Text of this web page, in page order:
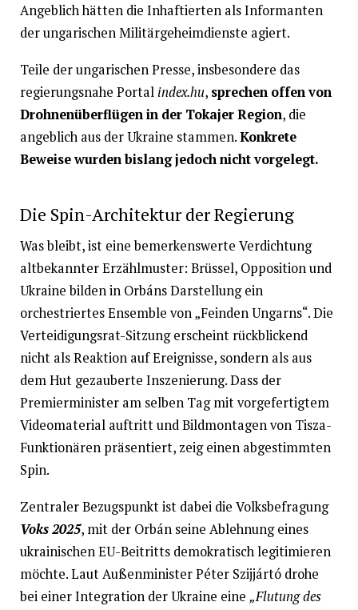
Angeblich hätten die Inhaftierten als Informanten
der ungarischen Militärgeheimdienste agiert.
Teile der ungarischen Presse, insbesondere das
regierungsnahe Portal index.hu, sprechen offen von
Drohnenüberflügen in der Tokajer Region, die
angeblich aus der Ukraine stammen.Konkrete
Beweise wurden bislang jedoch nicht vorgelegt.
Die Spin-Architektur der Regierung
Was bleibt, ist eine bemerkenswerte Verdichtung
altbekannter Erzählmuster: Brüssel, Opposition und
Ukraine bilden in Orbáns Darstellung ein
orchestriertes Ensemble von „Feinden Ungarns“. Die
Verteidigungsrat-Sitzung erscheint rückblickend
nicht als Reaktion auf Ereignisse, sondern als aus
dem Hut gezauberte Inszenierung. Dass der
Premierminister am selben Tag mit vorgefertigtem
Videomaterial auftritt und Bildmontagen von Tisza-
Funktionären präsentiert, zeig einen abgestimmten
Spin.
Zentraler Bezugspunkt ist dabei die Volksbefragung
Voks 2025, mit der Orbán seine Ablehnung eines
ukrainischen EU-Beitritts demokratisch legitimieren
möchte. Laut Außenminister Péter Szijjártó drohe
bei einer Integration der Ukraine eine „Flutung des